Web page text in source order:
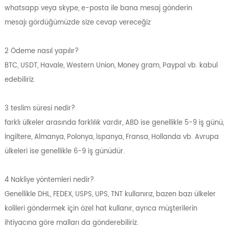
whatsapp veya skype, e-posta ile bana mesaj gönderin
mesajı gördüğümüzde size cevap vereceğiz
2 Ödeme nasıl yapılır?
BTC, USDT, Havale, Western Union, Money gram, Paypal vb. kabul
edebiliriz.
3 teslim süresi nedir?
farklı ülkeler arasında farklılık vardır, ABD ise genellikle 5-9 iş günü,
İngiltere, Almanya, Polonya, İspanya, Fransa, Hollanda vb. Avrupa
ülkeleri ise genellikle 6-9 iş günüdür.
4 Nakliye yöntemleri nedir?
Genellikle DHL, FEDEX, USPS, UPS, TNT kullanırız, bazen bazı ülkeler
kolileri göndermek için özel hat kullanır, ayrıca müşterilerin
ihtiyacına göre malları da gönderebiliriz.